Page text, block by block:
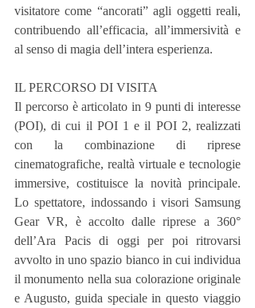
visitatore come “ancorati” agli oggetti reali,
contribuendo all’efficacia, all’immersività e
al senso di magia dell’intera esperienza.
IL PERCORSO DI VISITA
Il percorso è articolato in 9 punti di interesse
(POI), di cui il POI 1 e il POI 2, realizzati
con la combinazione di riprese
cinematografiche, realtà virtuale e tecnologie
immersive, costituisce la novità principale.
Lo spettatore, indossando i visori Samsung
Gear VR, è accolto dalle riprese a 360°
dell’Ara Pacis di oggi per poi ritrovarsi
avvolto in uno spazio bianco in cui individua
il monumento nella sua colorazione originale
e Augusto, guida speciale in questo viaggio